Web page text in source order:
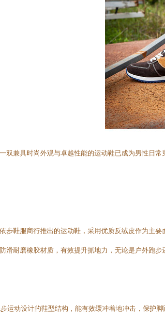
双兼具时尚外观与卓越性能的运动鞋已成为男性日
步鞋服商行推出的运动鞋，采用优质反绒皮作为主
滑耐磨橡胶材质，有效提升抓地力，无论是户外跑步
运动设计的鞋型结构，能有效缓冲着地冲击，保护脚